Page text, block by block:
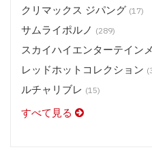
ステージ 2 メディア (DVD)
スタジオテリヤキ ポークテ
スタジオテリヤキ ブリノテ
スタジオテリヤキ チキンテ
スカイハイエンターテイン
スカイハイエンターテイン
クリマックス ジパング (17)
サムライポルノ (289)
スカイハイエンターテイン
レッドホットコレクション
ルチャリブレ (15)
すべて見る